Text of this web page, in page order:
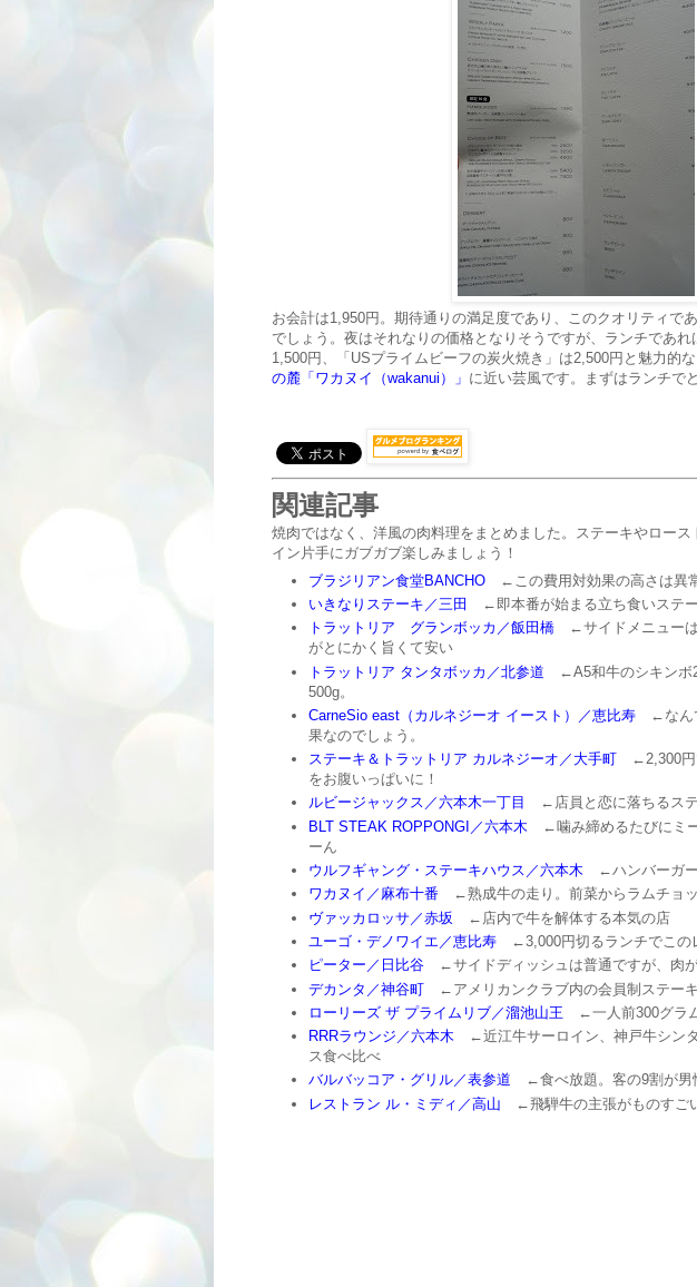
お会計は1,950円。期待通りの満足度であり、このクオリティで
でしょう。夜はそれなりの価格となりそうですが、ランチであ
1,500円、「USプライムビーフの炭火焼き」は2,500円と魅力的な
の麓「ワカヌイ（wakanui）」 に近い芸風です。まずはランチでど
関連記事
焼肉ではなく、洋風の肉料理をまとめました。ステーキやロース
イン片手にガブガブ楽しみましょう！
ブラジリアン食堂BANCHO ←この費用対効果の高さは異
いきなりステーキ／三田
←即本番が始まる立ち食いステ
トラットリア グランボッカ／飯田橋 ←サイドメニュー
がとにかく旨くて安い
トラットリア タンタボッカ／北参道 ←A5和牛のシキンボ
500g。
CarneSio east（カルネジーオ イースト）／恵比寿 ←なん
果なのでしょう。
ステーキ＆トラットリア カルネジーオ／大手町 ←2,300円
をお腹いっぱいに！
ルビージャックス／六本木一丁目
←店員と恋に落ちるス
BLT STEAK ROPPONGI／六本木 ←噛み締めるたびにミ
ーん
ウルフギャング・ステーキハウス／六本木 ←ハンバーガー
ワカヌイ／麻布十番 ←熟成牛の走り。前菜からラムチョッ
ヴァッカロッサ／赤坂 ←店内で牛を解体する本気の店
ユーゴ・デノワイエ／恵比寿 ←3,000円切るランチでこの
ピーター／日比谷 ←サイドディッシュは普通ですが、肉
デカンタ／神谷町 ←アメリカンクラブ内の会員制ステー
ローリーズ ザ プライムリブ／溜池山王 ←一人前300グラ
RRRラウンジ／六本木 ←近江牛サーロイン、神戸牛シン
ス食べ比べ
バルバッコア・グリル／表参道 ←食べ放題。客の9割が男
レストラン ル・ミディ／高山 ←飛騨牛の主張がものすご